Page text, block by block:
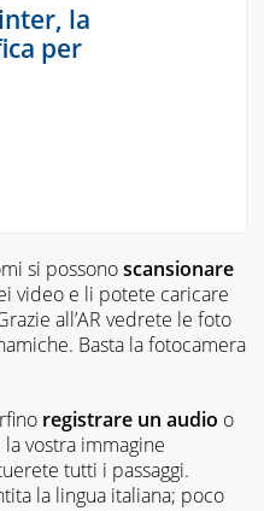
la
per
si possonoscansionare
video e li potete caricare
all’AR vedrete le foto
Basta la fotocamera
registrare un audio o
vostra immagine
tutti i passaggi.
la lingua italiana; poco